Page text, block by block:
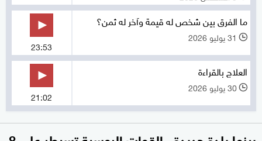
ما الفرق بين شخص له قيمة وآخر له ثمن؟
l 31 يوليو 2026
23:53
العلاج بالقراءة
l 30 يوليو 2026
21:02